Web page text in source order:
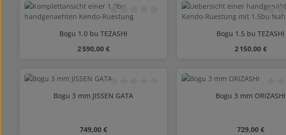
Note moyenne de 0 sur 5 étoiles
Bogu 1.0 bu TEZASHI
Prix régulier :
2 590,00 €
Note
Bogu 1.5 bu TEZASHI
Prix régulier :
2 150,00 €
Note moyenne de 0 sur 5 étoiles
Bogu 3 mm JISSEN GATA
Prix régulier :
749,00 €
Note
Bogu 3 mm ORIZASHI
Prix régulier :
729,00 €